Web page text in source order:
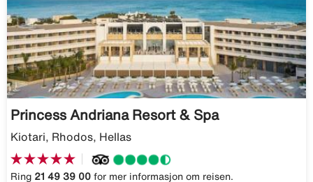
Princess Andriana Resort & Spa
Kiotari, Rhodos, Hellas
Ring 21 49 39 00 for mer informasjon om reisen.